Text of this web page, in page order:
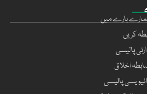
بارے میں
کریں
پالیسی
اخلاق
پالیسی